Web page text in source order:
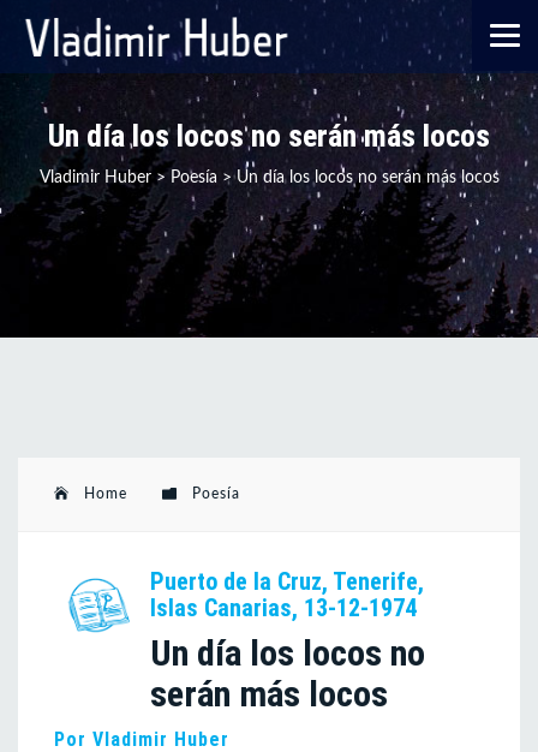
Un día los locos no serán más locos
Vladimir Huber> Poesía >Un día los locos no serán más locos
Home Poesía
Puerto de la Cruz, Tenerife,
Islas Canarias, 13-12-1974
Un día los locos no
serán más locos
Por Vladimir Huber